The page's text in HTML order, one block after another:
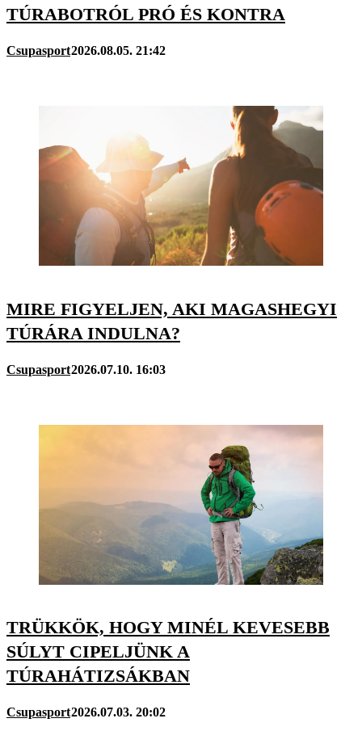
TÚRABOTRÓL PRÓ ÉS KONTRA
Csupasport2026.08.05. 21:42
MIRE FIGYELJEN, AKI MAGASHEGYI
TÚRÁRA INDULNA?
Csupasport2026.07.10. 16:03
TRÜKKÖK, HOGY MINÉL KEVESEBB
SÚLYT CIPELJÜNK A
TÚRAHÁTIZSÁKBAN
Csupasport2026.07.03. 20:02